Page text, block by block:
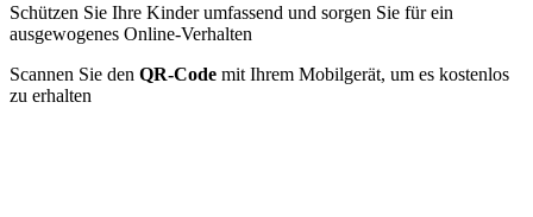
Schützen Sie Ihre Kinder umfassend und sorgen Sie für ein
ausgewogenes Online-Verhalten
Scannen Sie den QR-Code mit Ihrem Mobilgerät, um es kostenlos
zu erhalten